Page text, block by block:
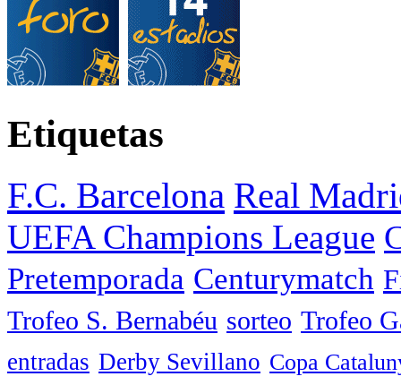
Etiquetas
F.C. Barcelona Real
UEFA Champions League
Pretemporada Centurymatch
Trofeo S. Bernabéu sorteo Trofeo
entradas Derby Sevillano Copa